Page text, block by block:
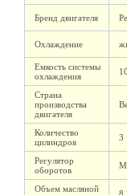
Бренд двигателя
Охлаждение
Емкость системы
охлаждения
Страна
производства
двигателя
Количество
цилиндров
3
Регулятор
оборотов
Объем масляной